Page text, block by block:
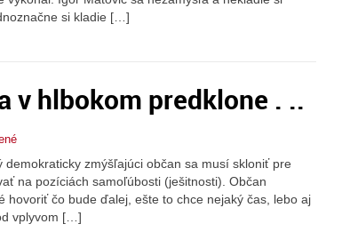
si kladie […]
v hlbokom predklone . ..
zmýšľajúci občan sa musí skloniť pre
na pozíciách samoľúbosti (ješitnosti). Občan
hovoriť čo bude ďalej, ešte to chce nejaký čas, lebo aj
vplyvom […]